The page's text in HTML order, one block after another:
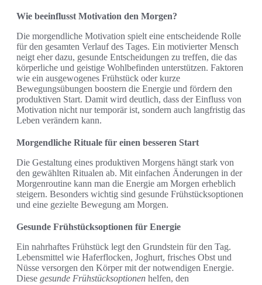
Wie beeinflusst Motivation den Morgen?
Die morgendliche Motivation spielt eine entscheidende Rolle
für den gesamten Verlauf des Tages. Ein motivierter Mensch
neigt eher dazu, gesunde Entscheidungen zu treffen, die das
körperliche und geistige Wohlbefinden unterstützen. Faktoren
wie ein ausgewogenes Frühstück oder kurze
Bewegungsübungen boostern die Energie und fördern den
produktiven Start. Damit wird deutlich, dass der Einfluss von
Motivation nicht nur temporär ist, sondern auch langfristig das
Leben verändern kann.
Morgendliche Rituale für einen besseren Start
Die Gestaltung eines produktiven Morgens hängt stark von
den gewählten Ritualen ab. Mit einfachen Änderungen in der
Morgenroutine kann man die Energie am Morgen erheblich
steigern. Besonders wichtig sind gesunde Frühstücksoptionen
und eine gezielte Bewegung am Morgen.
Gesunde Frühstücksoptionen für Energie
Ein nahrhaftes Frühstück legt den Grundstein für den Tag.
Lebensmittel wie Haferflocken, Joghurt, frisches Obst und
Nüsse versorgen den Körper mit der notwendigen Energie.
Diese gesunde Frühstücksoptionen helfen, den